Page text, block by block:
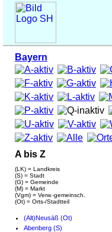
Bayern
A bis Z
(LK) = Landkreis
(S) = Stadt
(G) = Gemeinde
(M) = Markt
(Vgm) = Verw.-gemeinsch.
(Ot) = Orts-/Stadtteil
(Alt)Neusäß (Ot)
Abenberg (S)